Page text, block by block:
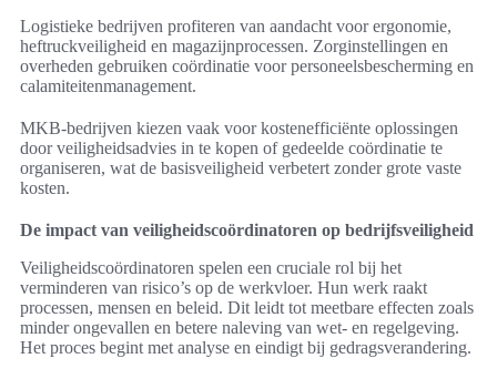
Logistieke bedrijven profiteren van aandacht voor ergonomie,
heftruckveiligheid en magazijnprocessen. Zorginstellingen en
overheden gebruiken coördinatie voor personeelsbescherming en
calamiteitenmanagement.
MKB-bedrijven kiezen vaak voor kostenefficiënte oplossingen
door veiligheidsadvies in te kopen of gedeelde coördinatie te
organiseren, wat de basisveiligheid verbetert zonder grote vaste
kosten.
De impact van veiligheidscoördinatoren op bedrijfsveiligheid
Veiligheidscoördinatoren spelen een cruciale rol bij het
verminderen van risico’s op de werkvloer. Hun werk raakt
processen, mensen en beleid. Dit leidt tot meetbare effecten zoals
minder ongevallen en betere naleving van wet- en regelgeving.
Het proces begint met analyse en eindigt bij gedragsverandering.